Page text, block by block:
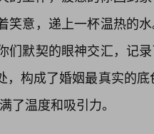
笑意，递上一杯温热的
们默契的眼神交汇，记
，构成了婚姻最真实的
了温度和吸引力。